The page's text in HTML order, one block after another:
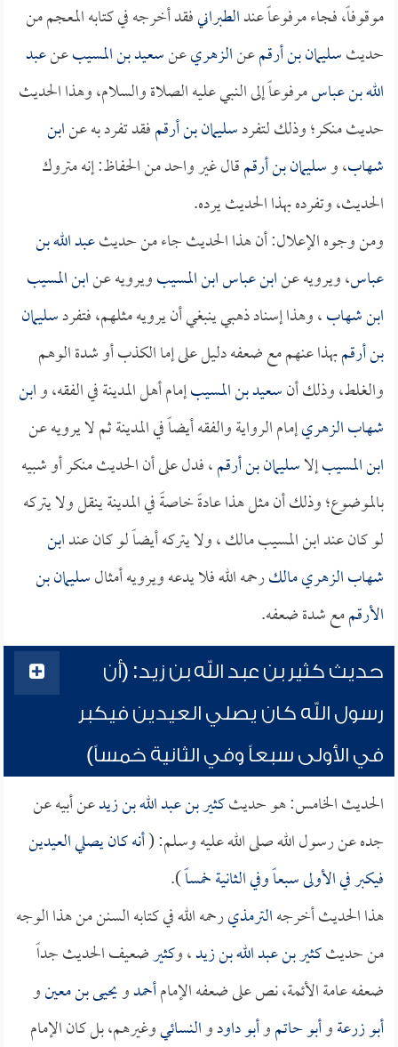
موقوفاً، فجاء مرفوعاً عندالطبرانيفقد أخرجه في كتابه المعجم من
حديثسليمان بن أرقمعنالزهريعنسعيد بن المسيبعنعبد
الله بن عباسمرفوعاً إلى النبي عليه الصلاة والسلام، وهذا الحديث
حديث منكر؛ وذلك لتفردسليمان بن أرقمفقد تفرد به عنابن
شهاب، وسليمان بن أرقمقال غير واحد من الحفاظ: إنه متروك
الحديث، وتفرده بهذا الحديث يرده.
ومن وجوه الإعلال: أن هذا الحديث جاء من حديثعبد الله بن
عباس، ويرويه عنابن عباسابن المسيبويرويه عنابن المسيب
ابن شهاب، وهذا إسناد ذهبي ينبغي أن يرويه مثلهم، فتفردسليمان
بن أرقمبهذا عنهم مع ضعفه دليل على إما الكذب أو شدة الوهم
والغلط، وذلك أنسعيد بن المسيبإمام أهل المدينة في الفقه، وابن
شهاب الزهريإمام الرواية والفقه أيضاً في المدينة ثم لا يرويه عن
ابن المسيبإلاسليمان بن أرقم، فدل على أن الحديث منكر أو شبيه
بالموضوع؛ وذلك أن مثل هذا عادةً خاصةً في المدينة ينقل ولا يتركه
لو كان عند ابن المسيب مالك ، ولا يتركه أيضاً لو كان عندابن
شهاب الزهريمالكرحمه الله فلا يدعه ويرويه أمثالسليمان بن
الأرقممع شدة ضعفه.
حديث كثير بن عبد الله بن زيد: (أن
رسول الله كان يصلي العيدين فيكبر
في الأولى سبعاً وفي الثانية خمساً)
الحديث الخامس: هو حديثكثير بن عبد الله بن زيدعن أبيه عن
جده عن رسول الله صلى الله عليه وسلم: (أنه كان يصلي العيدين
فيكبر في الأولى سبعاً وفي الثانية خمساً).
هذا الحديث أخرجهالترمذيرحمه الله في كتابه السنن من هذا الوجه
من حديثكثير بن عبد الله بن زيد، وكثيرضعيف الحديث جداً
ضعفه عامة الأئمة، نص على ضعفه الإمامأحمدويحيى بن معينو
أبو زرعةوأبو حاتموأبو داودوالنسائيوغيرهم، بل كان الإمام